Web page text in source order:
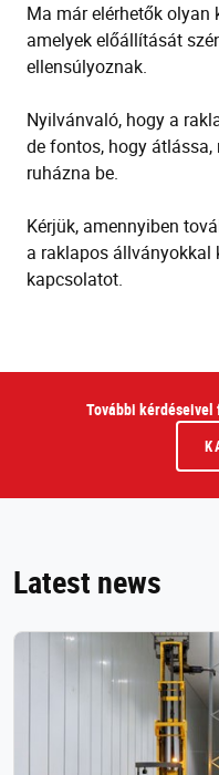
Ma már elérhetők olyan
amelyek előállítását
ellensúlyoznak.
Nyilvánvaló, hogy a
de fontos, hogy
ruházna be.
Kérjük, amennyiben
a raklapos állványokkal
kapcsolatot.
További
Latest news